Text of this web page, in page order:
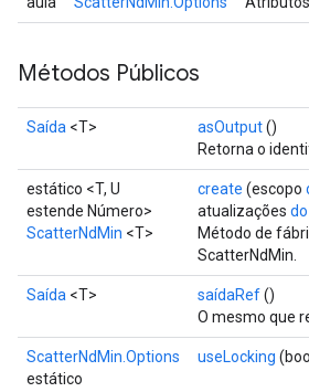
Métodos Públicos
Saída <T> asOutput()
Retorna o
estático <T, U
estende Número>
ScatterNdMin <T>
create (escopo
atualizações
Método de
ScatterNdMin.
Saída <T> saídaRef()
O mesmo que
ScatterNdMin.Options
estático
useLocking